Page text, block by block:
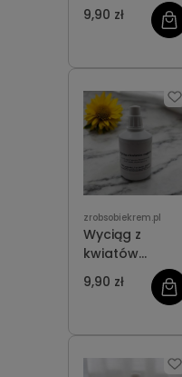
9,90 zł
zrobsobiekrem.pl
Wyciąg z
kwiatów
nagietka
9,90 zł